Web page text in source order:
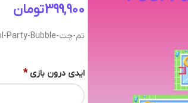
تومان
تم-چت-Pool-Party-Bubble
ایدی درون بازی *